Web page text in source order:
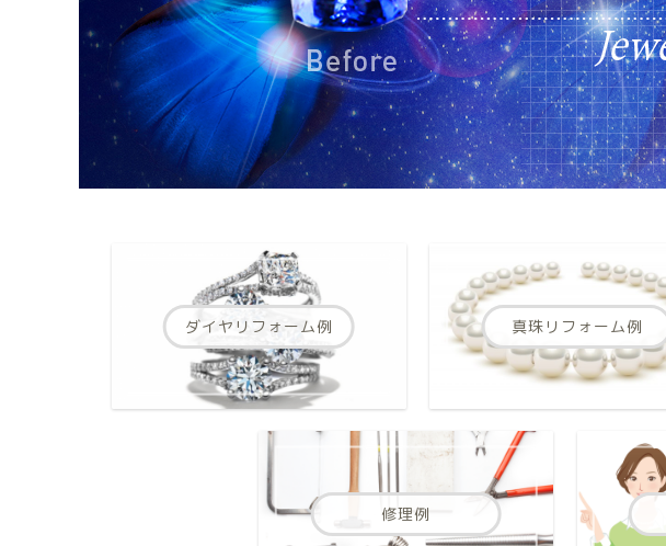
ダイヤリフォーム例 真珠リフォーム例
修理例